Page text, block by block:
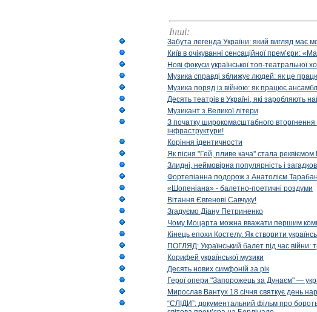
Інші:
Забута легенда України: який вигляд має
Київ в очікуванні сенсаційної прем’єри:
Нові фокуси української топ-театральної
Музика справді зближує людей: як це
Музика поряд із війною: як працює
Десять театрів в Україні, які
Музикант з Великої літери
З початку широкомасштабного вторгнення
інфраструктури!
Коріння ідентичности
Як пісня "Гей, пливе кача" стала реквіємом
Злидні, неймовірна популярність і
Фортепіанна подорож з Анатолієм
«Шопеніана» - балетно-поетичні роздуми
Вітання Євгенові Савчуку!
Згадуємо Діану Петриненко
Чому Моцарта можна вважати першим
Кінець епохи Костелу. Як створити
ПОГЛЯД: Український балет під час війни:
Корифей української музики
Десять нових симфоній за рік
Герої опери "Запорожець за Дунаєм" —
Мирослав Вантух 18 січня святкує день
“СЛІДИ”: документальний фільм про